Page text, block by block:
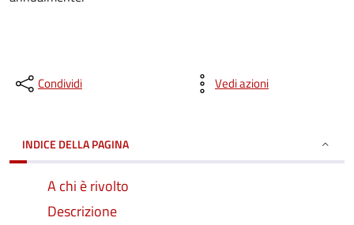
Condividi Vedi azioni
INDICE DELLA PAGINA
A chi è rivolto
Descrizione